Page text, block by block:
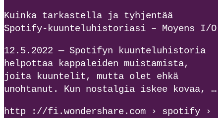
Kuinka tarkastella ja tyhjentää
Spotify-kuunteluhistoriasi – Moyens I/O
12.5.2022 — Spotifyn kuunteluhistoria
helpottaa kappaleiden muistamista,
joita kuuntelit, mutta olet ehkä
unohtanut. Kun nostalgia iskee kovaa, …
http ://fi.wondershare.com › spotify ›